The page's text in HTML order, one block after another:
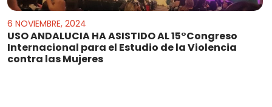
6 NOVIEMBRE, 2024
USO ANDALUCIA HA ASISTIDO AL 15°Congreso
Internacional para el Estudio de la Violencia
contra las Mujeres